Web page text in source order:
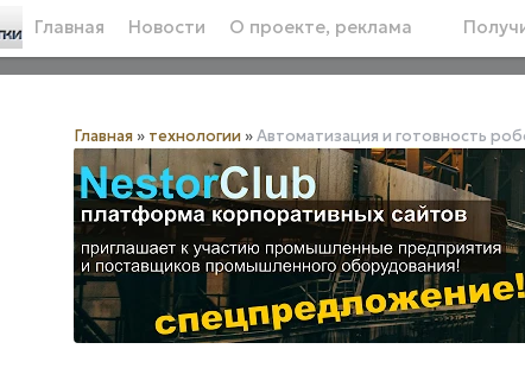
Главная Новости О проекте, реклама
Главная » технологии »Автоматизация и готовность